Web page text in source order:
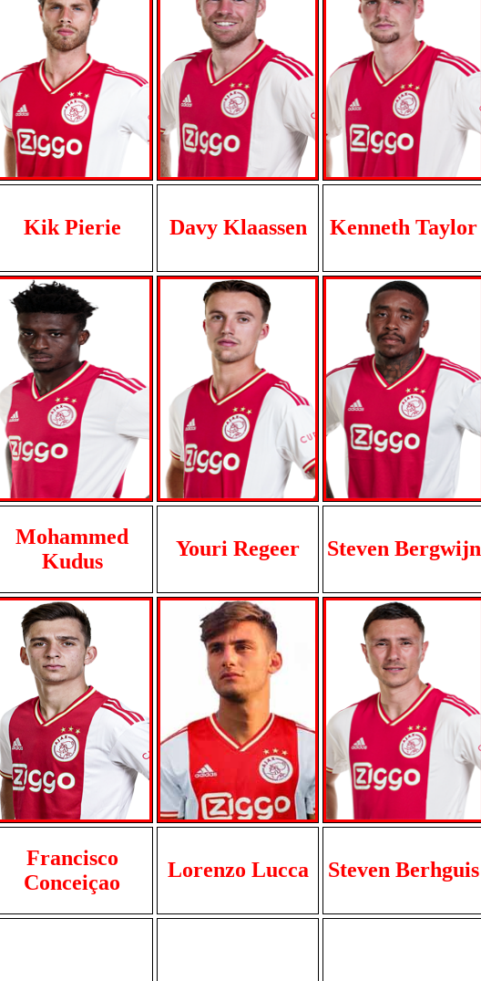
Kik Pierie Davy Klaassen Kenneth Taylor
Mohammed
Kudus
Youri Regeer Steven Bergwijn
Francisco
Conceiçao
Lorenzo Lucca Steven Berhguis